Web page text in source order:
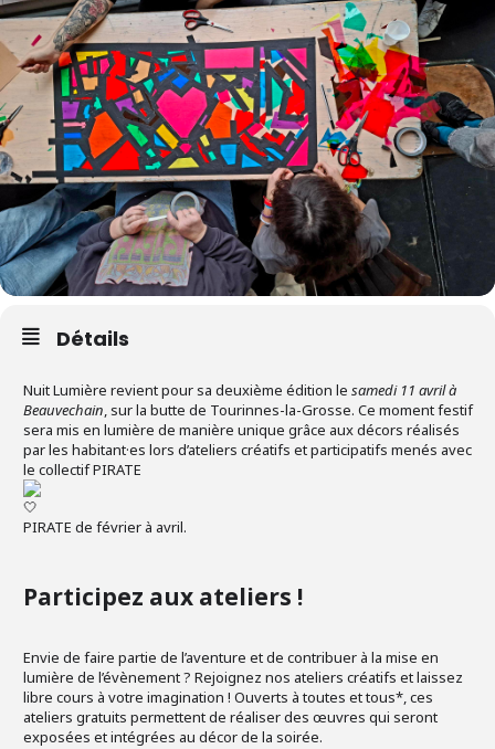
Détails
Nuit Lumière revient pour sa deuxième édition le samedi 11 avril à
Beauvechain, sur la butte de Tourinnes-la-Grosse. Ce moment festif
sera mis en lumière de manière unique grâce aux décors réalisés
par les habitant·es lors d’ateliers créatifs et participatifs menés avec
le collectif PIRATE
PIRATE de février à avril.
Participez aux ateliers !
Envie de faire partie de l’aventure et de contribuer à la mise en
lumière de l’évènement ? Rejoignez nos ateliers créatifs et laissez
libre cours à votre imagination ! Ouverts à toutes et tous*, ces
ateliers gratuits permettent de réaliser des œuvres qui seront
exposées et intégrées au décor de la soirée.